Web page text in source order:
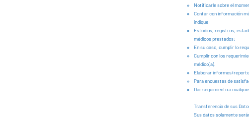
Notificarle sobre el
Contar con información
indique;
Estudios, registros,
médicos prestados;
En su caso, cumplir lo
Cumplir con los
médico(a).
Elaborar informes/
Para encuestas de
Dar seguimiento a
Transferencia de sus
Sus datos solamente